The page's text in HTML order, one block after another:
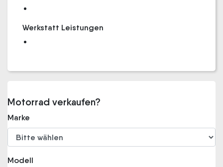
Werkstatt Leistungen
Motorrad verkaufen?
Marke
Modell